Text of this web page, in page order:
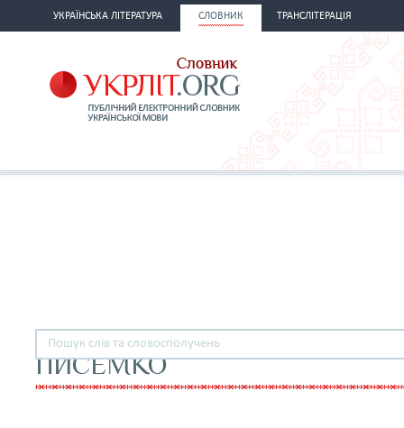
УКРАЇНСЬКА ЛІТЕРАТУРА СЛОВНИК ТРАНСЛІТЕРАЦІЯ
ПИСЕМКО